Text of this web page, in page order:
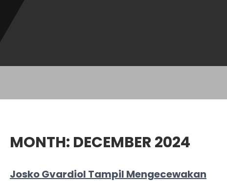
MONTH: DECEMBER 2024
Josko Gvardiol Tampil Mengecewakan